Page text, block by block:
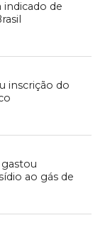
indicado de
inscrição do
ao gás de